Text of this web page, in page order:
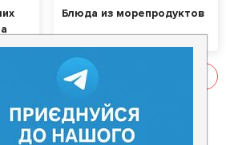
Блюда из морепродуктов
Показати все
про заклад?